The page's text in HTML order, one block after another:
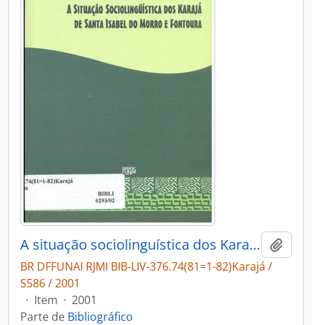
A situação sociolinguística dos Karajá de Santa Isabel do Morro e Fontoura
BR DFFUNAI RJMI BIB-LIV-376.74(81=1-82)Karajá /
S586 / 2001
· Item · 2001
Parte de Bibliográfico